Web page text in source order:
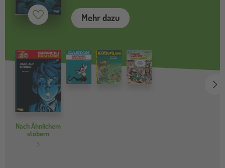
Mehr dazu
Merken ( inaktiv)
Nach Ähnlichem
stöbern